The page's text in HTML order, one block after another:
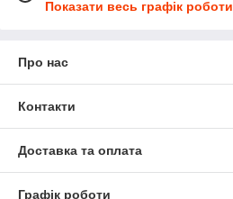
Показати весь графік роботи
Про нас
Контакти
Доставка та оплата
Графік роботи